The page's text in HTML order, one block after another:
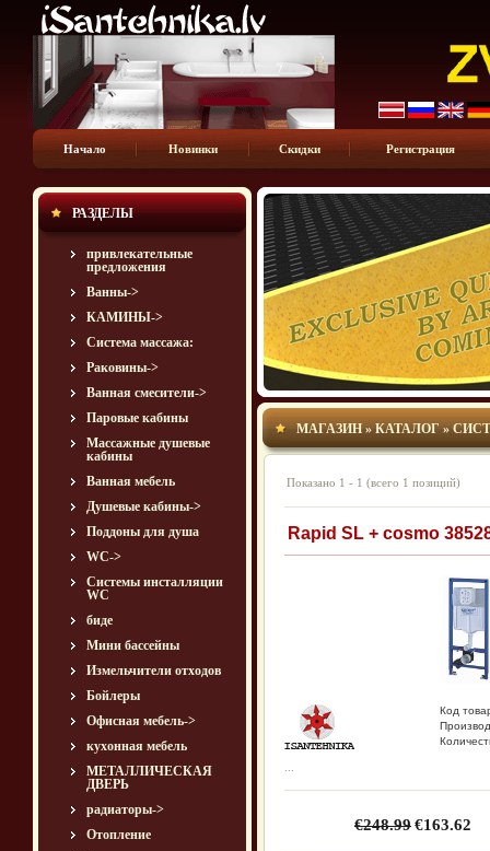
Hачало Новинки Скидки Регистрация
РАЗДЕЛЫ
привлекательные
предложения
Bанны->
КАМИНЫ->
Система массажа:
Раковины->
Ванная смесители->
Паровые кабины
Массажные душевые
кабины
Ванная мебель
Душевые кабины->
Поддоны для душа
WC->
Системы инсталляции
WC
биде
Мини бассейны
Измельчители отходов
Бойлеры
Офисная мебель->
кухонная мебель
МЕТАЛЛИЧЕСКАЯ
ДВЕРЬ
радиаторы->
Отопление
МАГАЗИН»КАТАЛОГ»
Показано 1 - 1 (всего 1 позиций)
Rapid SL + cosmo
Код
€248.99€163.62